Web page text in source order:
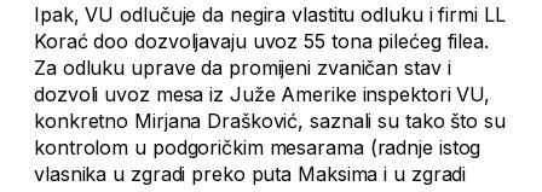
Ipak, VU odlučuje da negira vlastitu odluku i firmi LL
Korać doo dozvoljavaju uvoz 55 tona pilećeg filea.
Za odluku uprave da promijeni zvaničan stav i
dozvoli uvoz mesa iz Juže Amerike inspektori VU,
konkretno Mirjana Drašković, saznali su tako što su
kontrolom u podgoričkim mesarama (radnje istog
vlasnika u zgradi preko puta Maksima i u zgradi